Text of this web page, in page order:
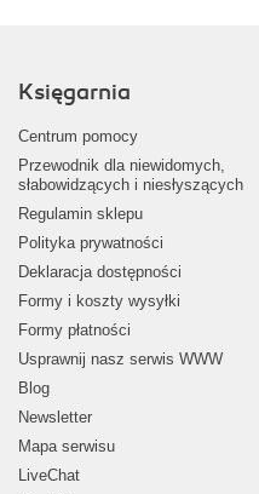
Księgarnia
Centrum pomocy
Przewodnik dla niewidomych,
słabowidzących i niesłyszących
Regulamin sklepu
Polityka prywatności
Deklaracja dostępności
Formy i koszty wysyłki
Formy płatności
Usprawnij nasz serwis WWW
Blog
Newsletter
Mapa serwisu
LiveChat